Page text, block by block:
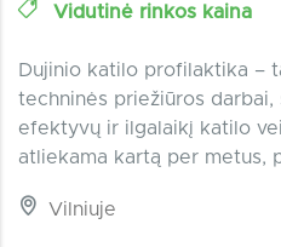
Vidutinė rinkos kaina
Dujinio katilo profilaktika –
techninės priežiūros
efektyvų ir ilgalaikį katilo
atliekama kartą per metus,
Vilniuje